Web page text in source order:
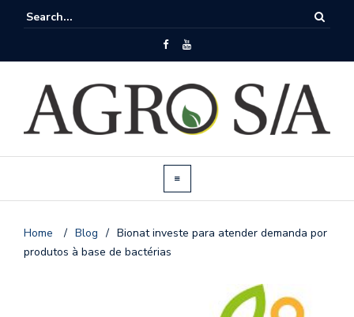
Home / Blog / Bionat investe para atender demanda por
produtos à base de bactérias